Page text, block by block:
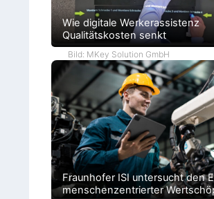
Wie digitale Werkerassistenz
Qualitätskosten senkt
Bild: MKey Solution GmbH
Fraunhofer ISI untersucht den
menschenzentrierter